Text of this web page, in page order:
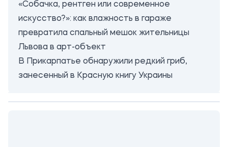
«Собачка, рентген или современное
искусство?»: как влажность в гараже
превратила спальный мешок жительницы
Львова в арт-объект
В Прикарпатье обнаружили редкий гриб,
занесенный в Красную книгу Украины